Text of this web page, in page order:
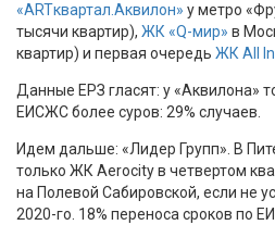
«ARTквартал.Аквилон» у метро
тысячи квартир), ЖК «Q-мир» в
квартир) и первая очередь ЖК All
Данные ЕРЗ гласят: у «Аквилона»
ЕИСЖС более суров: 29% случаев.
Идем дальше: «Лидер Групп». В
только ЖК Aerocity в четвертом
на Полевой Сабировской, если не
2020-го. 18% переноса сроков по